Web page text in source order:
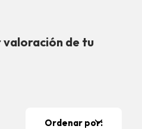
valoración de tu
Ordenar por: